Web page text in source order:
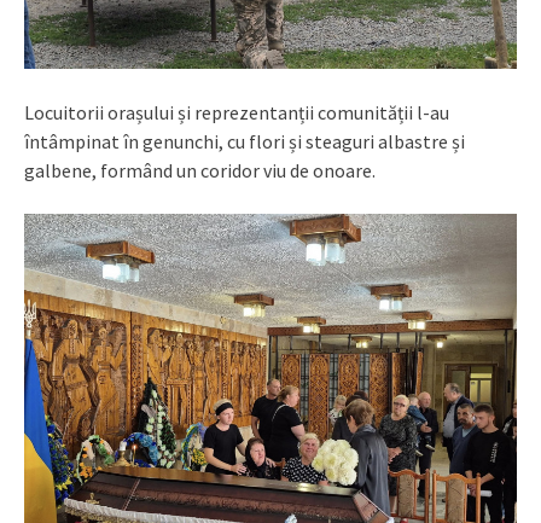
Locuitorii orașului și reprezentanții comunității l-au
întâmpinat în genunchi, cu flori și steaguri albastre și
galbene, formând un coridor viu de onoare.